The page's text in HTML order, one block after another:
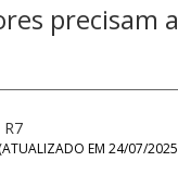
precisam
(ATUALIZADO EM 24/07/